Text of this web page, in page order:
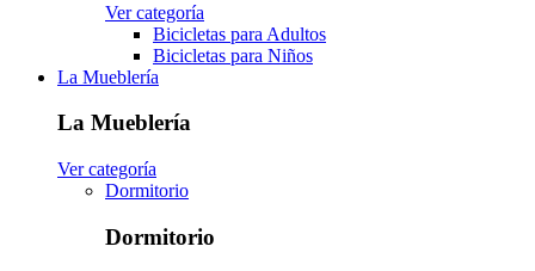
Ver categoría
Bicicletas para Adultos
Bicicletas para Niños
La Mueblería
La Mueblería
Ver categoría
Dormitorio
Dormitorio